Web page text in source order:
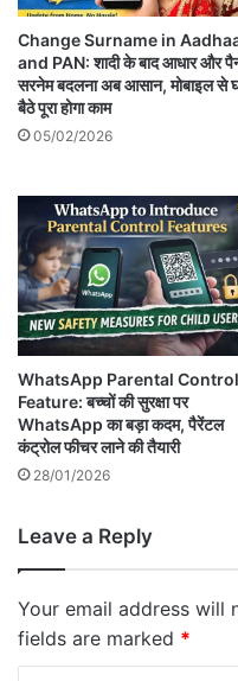
Change Surname in
and PAN: शादी के बाद आधार और
सरनेम बदलना अब आसान, मोबाइल से
बैठे पूरा होगा काम
05/02/2026
WhatsApp Parental Control
Feature: बच्चों की सुरक्षा पर
WhatsApp का बड़ा कदम, पैरेंटल
कंट्रोल फीचर लाने की तैयारी
28/01/2026
Leave a Reply
Your email address will
fields are marked *